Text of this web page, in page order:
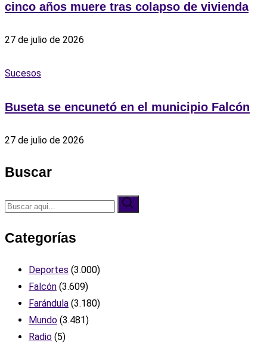
cinco años muere tras colapso de vivienda
27 de julio de 2026
Sucesos
Buseta se encunetó en el municipio Falcón
27 de julio de 2026
Buscar
Categorías
Deportes (3.000)
Falcón (3.609)
Farándula (3.180)
Mundo (3.481)
Radio (5)